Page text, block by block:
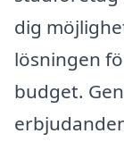
dig
lösningen
budget.